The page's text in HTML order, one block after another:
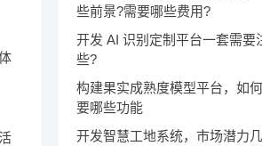
些前景?需要哪些费用?
开发 AI 识别定制平台一套需要
些?
构建果实成熟度模型平台，如
要哪些功能
开发智慧工地系统，市场潜力